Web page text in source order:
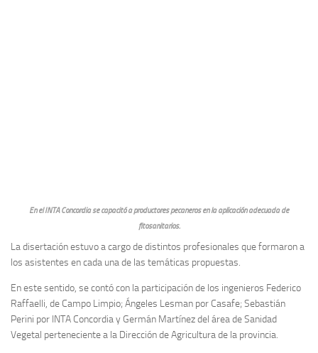
En el INTA Concordia se capacitó a productores pecaneros en la aplicación adecuada de
fitosanitarios.
La disertación estuvo a cargo de distintos profesionales que formaron a
los asistentes en cada una de las temáticas propuestas.
En este sentido, se contó con la participación de los ingenieros Federico
Raffaelli, de Campo Limpio; Ángeles Lesman por Casafe; Sebastián
Perini por INTA Concordia y Germán Martínez del área de Sanidad
Vegetal perteneciente a la Dirección de Agricultura de la provincia.